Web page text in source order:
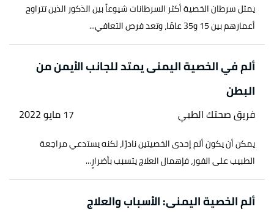
^
"Prostatitis"
,my.clevelandclinic.org , Retrieved
22/12/2022. Edited.
↑
"What Is Prostatitis?"
,webmd, Retrieved
22/12/2022. Edited.
↑
"Prostatitis treatments"
prostatecanceruk.org,
Retrieved 22/12/2022. Edited.
^
"Prostatitis: Inflammation of the Prostate"
,
niddk , Retrieved 22/12/2022. Edited.
↑
"Prostatitis"
,cambridgeurologypartnership.co.uk,
Retrieved 22/12/2022. Edited.
يمثل سرطان الخصية أكثر السرطانات شيوعاً بين الذكور الذين تتراوح
أعمارهم بين 15 و35 عامًا، وتعد فرص التعافي...
ألم في الخصية اليمنى يمتد للجانب الأيمن من
البطن
فريق صحتك الطبي 17 مايو 2022
يمكن أن يكون ألم إحدى الخصيتين نادرًا، لكنه يستدعي مراجعة
الطبيب على الفور، فإهمال العلاج يتسبب بأضرارٍ...
ألم الخصية اليمنى: الأسباب والعلاج